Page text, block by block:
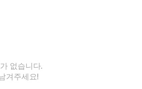
없습니다.
겨주세요!